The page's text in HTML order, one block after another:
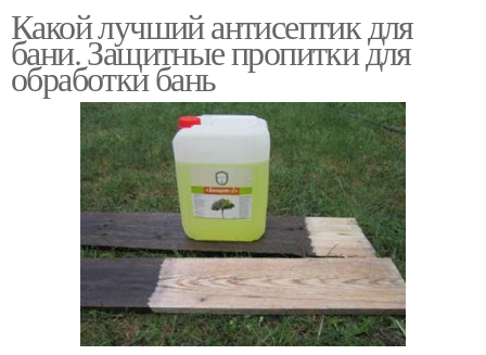
Какой лучший антисептик для
бани. Защитные пропитки для
обработки бань